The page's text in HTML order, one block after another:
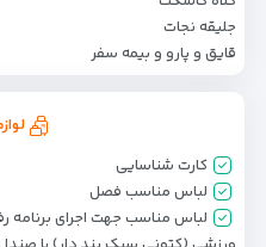
جلیقه نجات
قایق و پارو و بیمه سفر
کارت شناسایی
لباس مناسب فصل
لباس مناسب جهت اجرای